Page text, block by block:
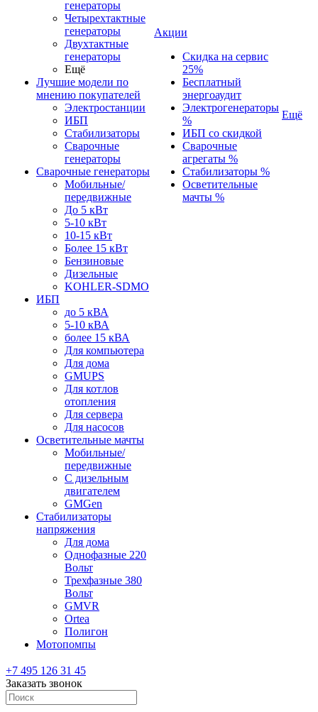
генераторы
Четырехтактные
генераторы
Двухтактные
генераторы
Ещё
Лучшие модели по
мнению покупателей
Электростанции
ИБП
Стабилизаторы
Сварочные
генераторы
Сварочные генераторы
Мобильные/
передвижные
До 5 кВт
5-10 кВт
10-15 кВт
Более 15 кВт
Бензиновые
Дизельные
KOHLER-SDMO
ИБП
до 5 кВА
5-10 кВА
более 15 кВА
Для компьютера
Для дома
GMUPS
Для котлов
отопления
Для сервера
Для насосов
Осветительные мачты
Мобильные/
передвижные
С дизельным
двигателем
GMGen
Стабилизаторы
напряжения
Для дома
Однофазные 220
Вольт
Трехфазные 380
Вольт
GMVR
Ortea
Полигон
Мотопомпы
Акции
Скидка на сервис
25%
Бесплатный
энергоаудит
Электрогенераторы
%
ИБП со скидкой
Сварочные
агрегаты %
Стабилизаторы %
Осветительные
мачты %
Ещё
+7 495 126 31 45
Заказать звонок